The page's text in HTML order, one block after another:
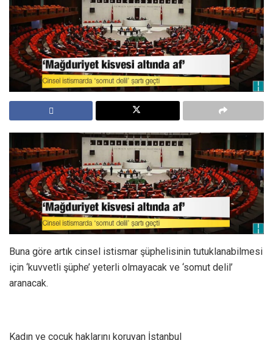
Buna göre artık cinsel istismar şüphelisinin tutuklanabilmesi
için ‘kuvvetli şüphe’ yeterli olmayacak ve ‘somut delil’
aranacak.
Kadın ve çocuk haklarını koruyan İstanbul